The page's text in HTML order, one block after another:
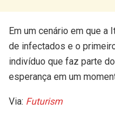
Em um cenário em que a
de infectados e o
indivíduo que faz parte
esperança em um
Via: Futurism